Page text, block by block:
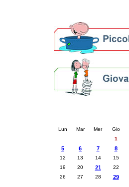
Lun Mar Mer Gio
1
5 6 7 8
12 13 14 15
19
20 21 22
26
27 28 29